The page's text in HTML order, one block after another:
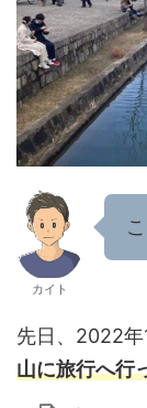
カイト
先日、2022年
山に旅行へ行